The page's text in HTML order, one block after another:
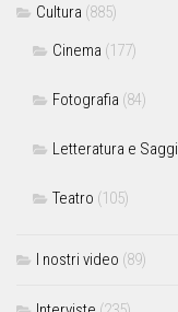
Cultura (885)
Cinema (177)
Fotografia (84)
Letteratura e Saggi
Teatro (105)
I nostri video (89)